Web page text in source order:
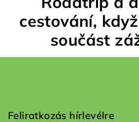
cestování,
součást
Feliratkozás hírlevélre